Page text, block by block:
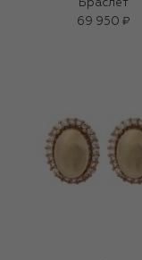
Браслет
69 950 ₽